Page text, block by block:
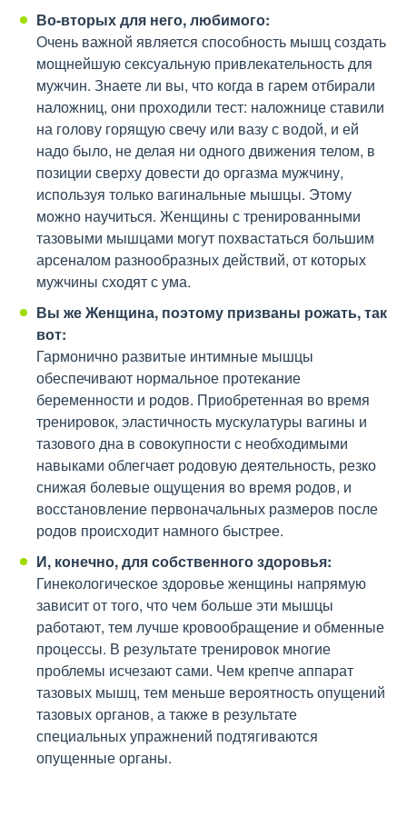
Во-вторых для него, любимого:
Очень важной является способность мышц создать
мощнейшую сексуальную привлекательность для
мужчин. Знаете ли вы, что когда в гарем отбирали
наложниц, они проходили тест: наложнице ставили
на голову горящую свечу или вазу с водой, и ей
надо было, не делая ни одного движения телом, в
позиции сверху довести до оргазма мужчину,
используя только вагинальные мышцы. Этому
можно научиться. Женщины с тренированными
тазовыми мышцами могут похвастаться большим
арсеналом разнообразных действий, от которых
мужчины сходят с ума.
Вы же Женщина, поэтому призваны рожать, так
вот:
Гармонично развитые интимные мышцы
обеспечивают нормальное протекание
беременности и родов. Приобретенная во время
тренировок, эластичность мускулатуры вагины и
тазового дна в совокупности с необходимыми
навыками облегчает родовую деятельность, резко
снижая болевые ощущения во время родов, и
восстановление первоначальных размеров после
родов происходит намного быстрее.
И, конечно, для собственного здоровья:
Гинекологическое здоровье женщины напрямую
зависит от того, что чем больше эти мышцы
работают, тем лучше кровообращение и обменные
процессы. В результате тренировок многие
проблемы исчезают сами. Чем крепче аппарат
тазовых мышц, тем меньше вероятность опущений
тазовых органов, а также в результате
специальных упражнений подтягиваются
опущенные органы.